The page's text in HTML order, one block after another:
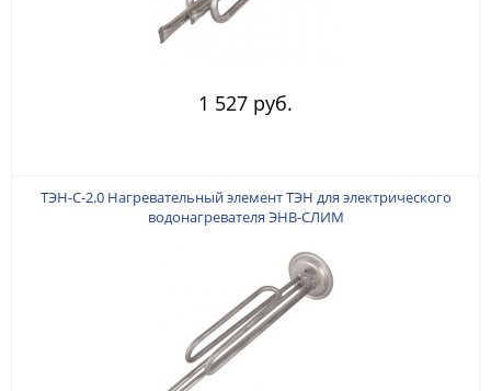
1 527 руб.
ТЭН-С-2.0 Нагревательный элемент ТЭН для электрического
водонагревателя ЭНВ-СЛИМ